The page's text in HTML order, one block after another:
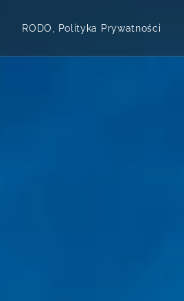
RODO, Polityka Prywatności